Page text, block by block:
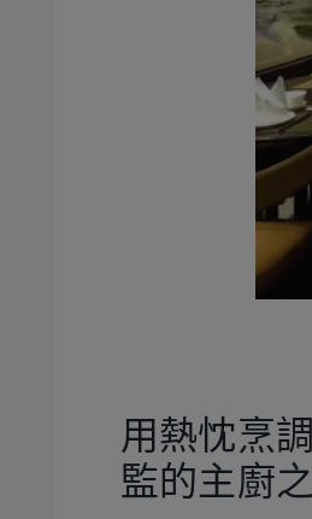
用熱忱烹
監的主廚